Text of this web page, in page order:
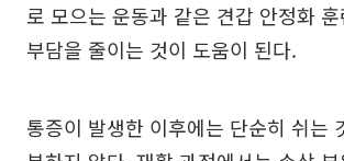
로 모으는 운동과 같은 견갑 안정화
부담을 줄이는 것이 도움이 된다.
통증이 발생한 이후에는 단순히 쉬는